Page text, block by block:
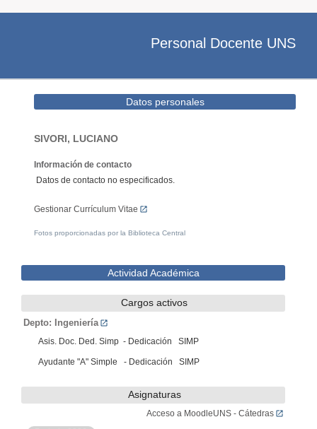
Personal Docente UNS
Datos personales
SIVORI, LUCIANO
Información de contacto
Datos de contacto no especificados.
Gestionar Currículum Vitae
Fotos proporcionadas por la Biblioteca Central
Actividad Académica
Cargos activos
Depto: Ingeniería
Asis. Doc. Ded. Simp - Dedicación SIMP
Ayudante "A" Simple - Dedicación SIMP
Asignaturas
Acceso a MoodleUNS - Cátedras